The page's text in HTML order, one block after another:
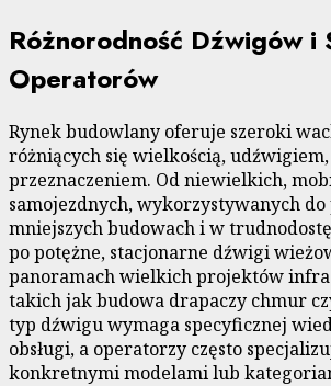
Różnorodność Dźwigów i
Operatorów
Rynek budowlany oferuje szeroki
różniących się wielkością,
przeznaczeniem. Od niewielkich,
samojezdnych, wykorzystywanych do
mniejszych budowach i w
po potężne, stacjonarne dźwigi
panoramach wielkich projektów
takich jak budowa drapaczy chmur
typ dźwigu wymaga specyficznej
obsługi, a operatorzy często
konkretnymi modelami lub